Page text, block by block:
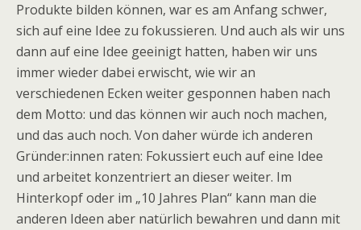
Produkte bilden können, war es am Anfang schwer,
sich auf eine Idee zu fokussieren. Und auch als wir uns
dann auf eine Idee geeinigt hatten, haben wir uns
immer wieder dabei erwischt, wie wir an
verschiedenen Ecken weiter gesponnen haben nach
dem Motto: und das können wir auch noch machen,
und das auch noch. Von daher würde ich anderen
Gründer:innen raten: Fokussiert euch auf eine Idee
und arbeitet konzentriert an dieser weiter. Im
Hinterkopf oder im „10 Jahres Plan“ kann man die
anderen Ideen aber natürlich bewahren und dann mit